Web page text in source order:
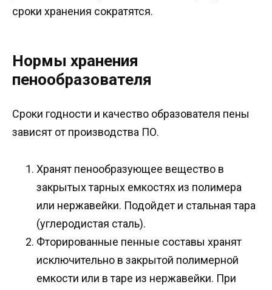
сроки хранения сократятся.
Нормы хранения
пенообразователя
Сроки годности и качество образователя пены
зависят от производства ПО.
Хранят пенообразующее вещество в
закрытых тарных емкостях из полимера
или нержавейки. Подойдет и стальная тара
(углеродистая сталь).
Фторированные пенные составы хранят
исключительно в закрытой полимерной
емкости или в таре из нержавейки. При